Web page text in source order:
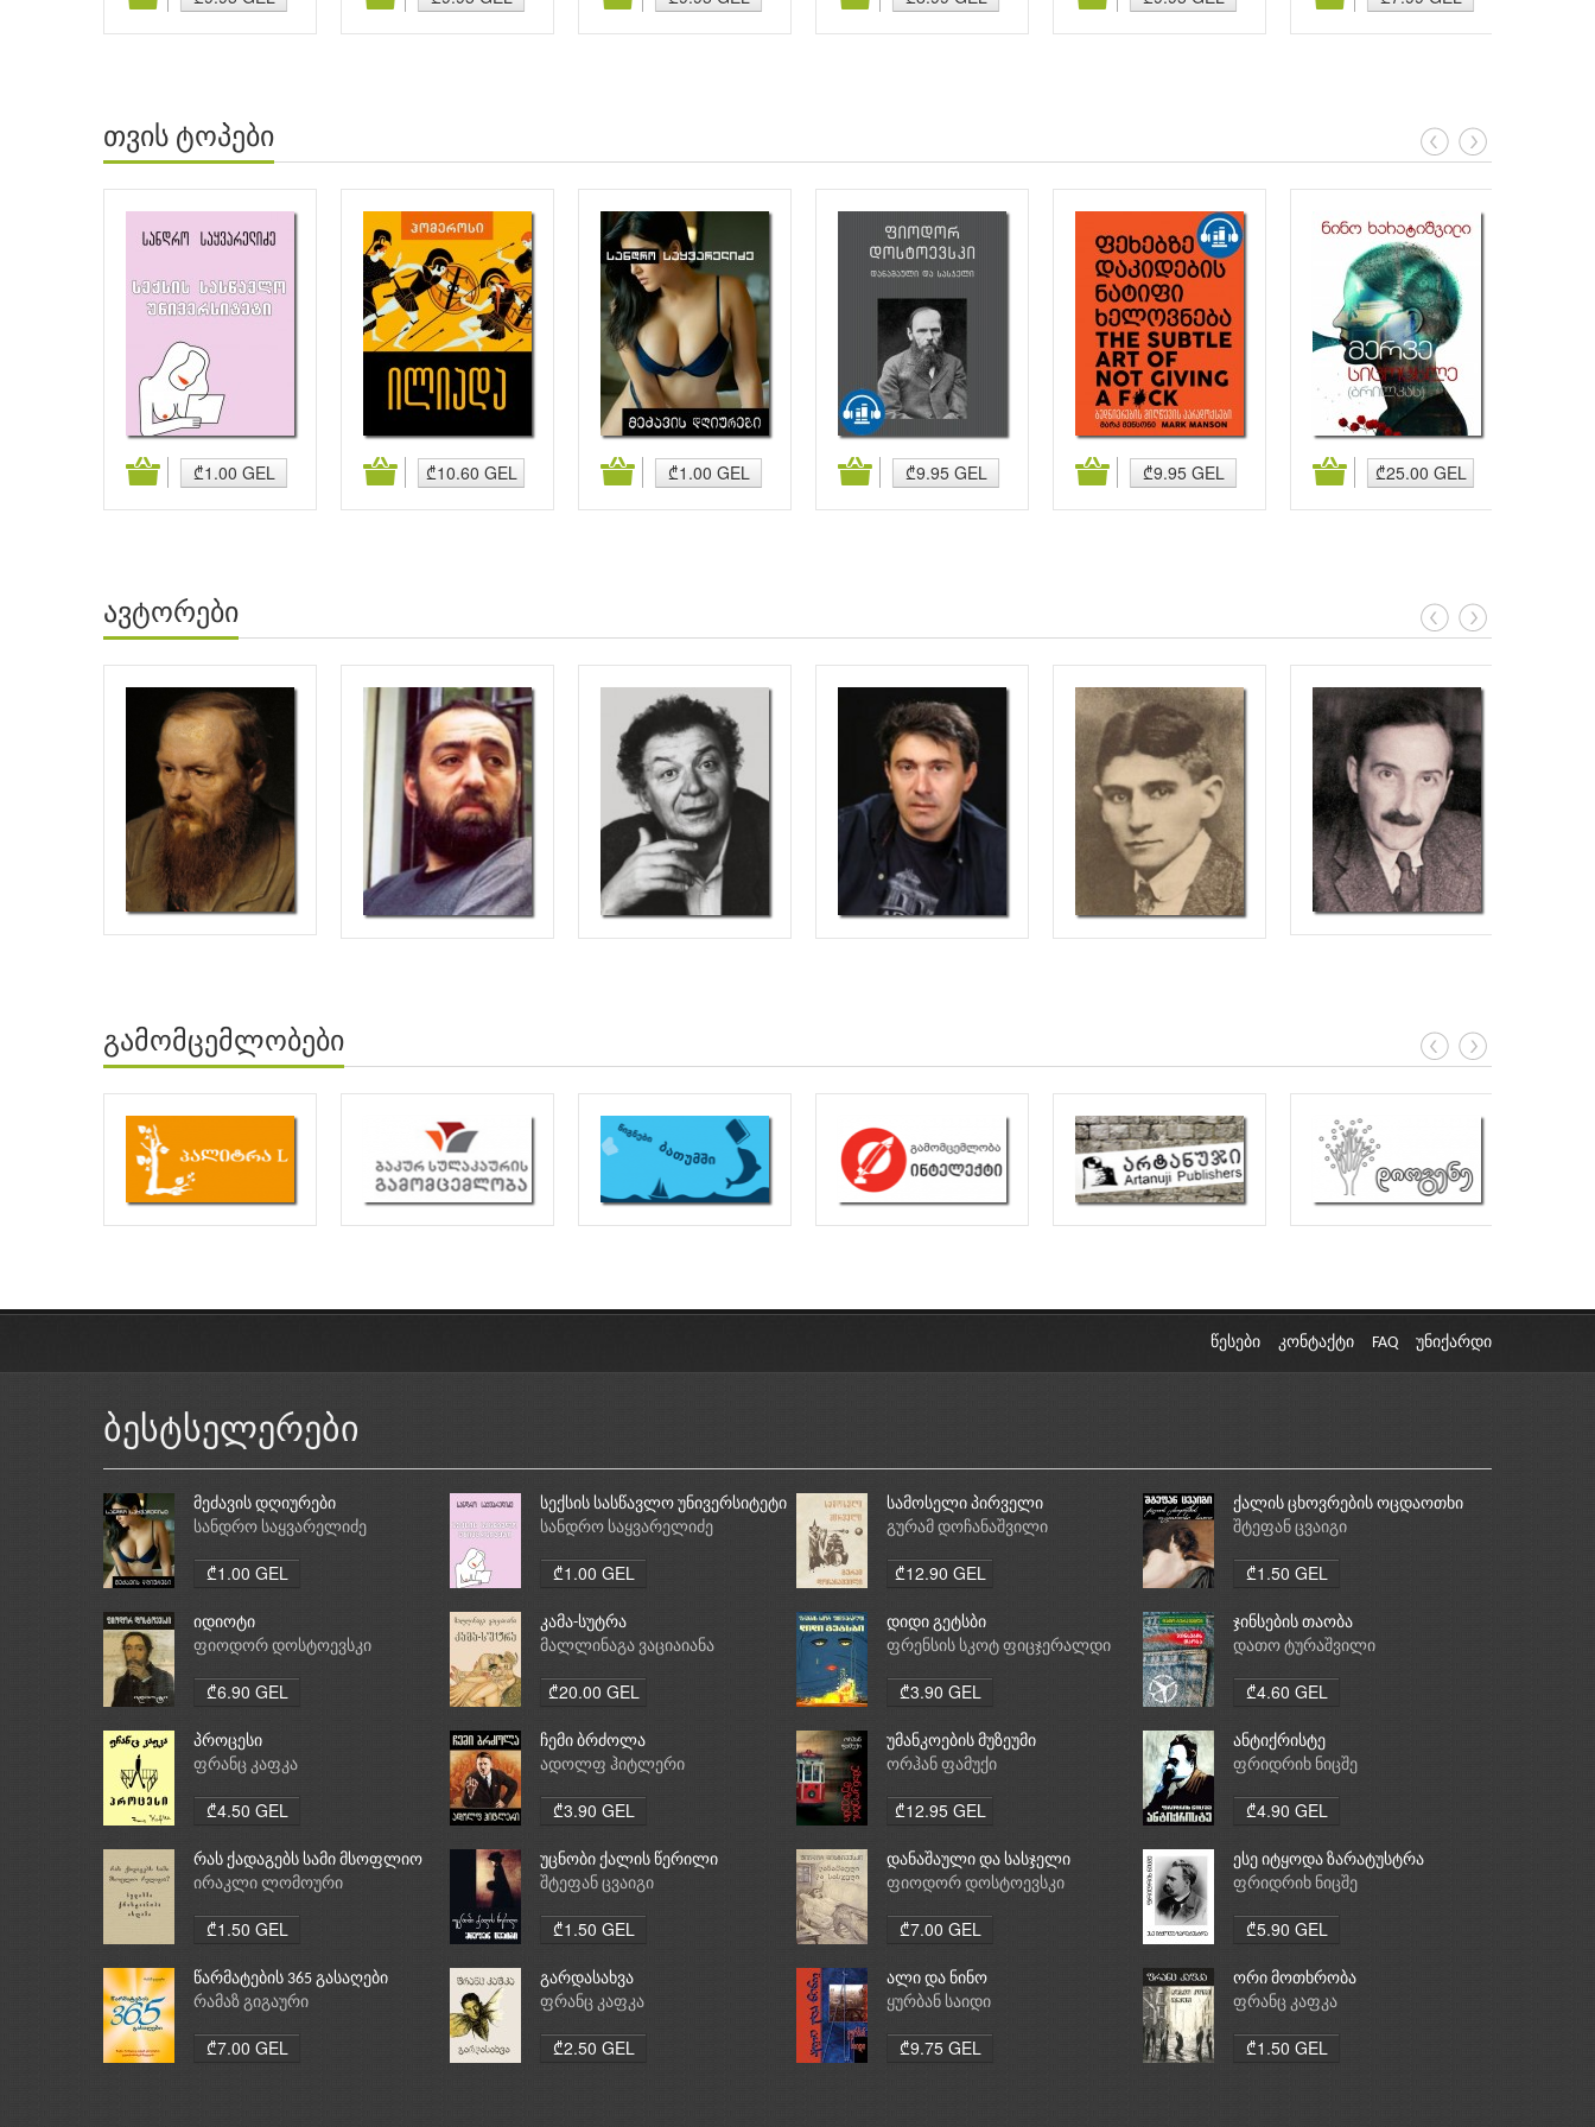
თვის ტოპები
₾1.00 GEL ₾10.60 GEL ₾1.00 GEL ₾9.95 GEL ₾9.95 GEL
კალათაში დამატება ₾25.00 GEL
კალათაში დამატება კალათაში დამატება კალათაში დამატება კალათაში დამატება კალათაში დამატება
ავტორები
გამომცემლობები
წესები კონტაქტი FAQ უნიქარდი
ბესტსელერები
მეძავის დღიურები
სანდრო საყვარელიძე
₾1.00 GEL
სექსის სასწავლო უნივერსიტეტი
სანდრო საყვარელიძე
₾1.00 GEL
სამოსელი პირველი
გურამ დოჩანაშვილი
₾12.90 GEL
ქალის ცხოვრების ოცდაოთხი
საათი
შტეფან ცვაიგი
₾1.50 GEL
იდიოტი
ფიოდორ დოსტოევსკი
₾6.90 GEL
კამა-სუტრა
მალლინაგა ვაციაიანა
₾20.00 GEL
დიდი გეტსბი
ფრენსის სკოტ ფიცჯერალდი
₾3.90 GEL
ჯინსების თაობა
დათო ტურაშვილი
₾4.60 GEL
პროცესი
ფრანც კაფკა
₾4.50 GEL
ჩემი ბრძოლა
ადოლფ ჰიტლერი
₾3.90 GEL
უმანკოების მუზეუმი
ორჰან ფამუქი
₾12.95 GEL
ანტიქრისტე
ფრიდრიხ ნიცშე
₾4.90 GEL
რას ქადაგებს სამი მსოფლიო
რელიგია: ბუდიზმი,
ირაკლი ლომოური
₾1.50 GEL
უცნობი ქალის წერილი
შტეფან ცვაიგი
₾1.50 GEL
დანაშაული და სასჯელი
ფიოდორ დოსტოევსკი
₾7.00 GEL
ესე იტყოდა ზარატუსტრა
ფრიდრიხ ნიცშე
₾5.90 GEL
წარმატების 365 გასაღები
რამაზ გიგაური
₾7.00 GEL
გარდასახვა
ფრანც კაფკა
₾2.50 GEL
ალი და ნინო
ყურბან საიდი
₾9.75 GEL
ორი მოთხრობა
ფრანც კაფკა
₾1.50 GEL